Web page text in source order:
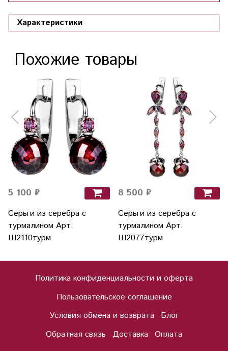
Характеристики
Похожие товары
5 100 ₽
Серьги из серебра с
турмалином Арт.
Ш2110турм
8 500 ₽
Серьги из серебра с
турмалином Арт.
Ш2077турм
Политика конфиденциальности и оферта
Пользовательское соглашение
Условия обмена и возврата
Блог
Обратная связь
Доставка Оплата